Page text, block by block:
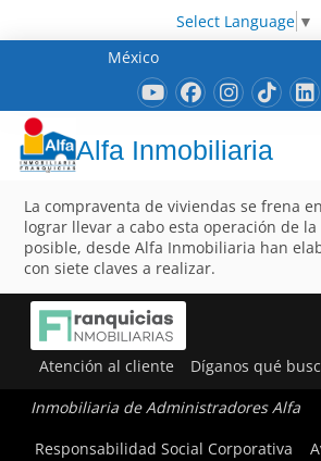
Select Language ▼
México
Alfa Inmobiliaria
La compraventa de viviendas se frena
lograr llevar a cabo esta operación de
posible, desde Alfa Inmobiliaria han
con siete claves a realizar.
Atención al cliente Díganos qué
Inmobiliaria de Administradores Alfa
Responsabilidad Social Corporativa